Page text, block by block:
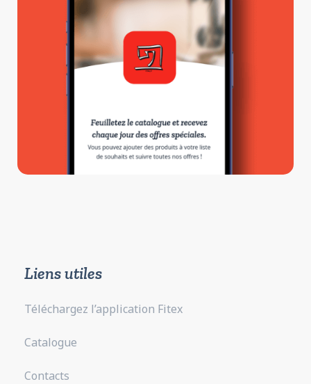
Liens utiles
Téléchargez l’application Fitex
Catalogue
Contacts